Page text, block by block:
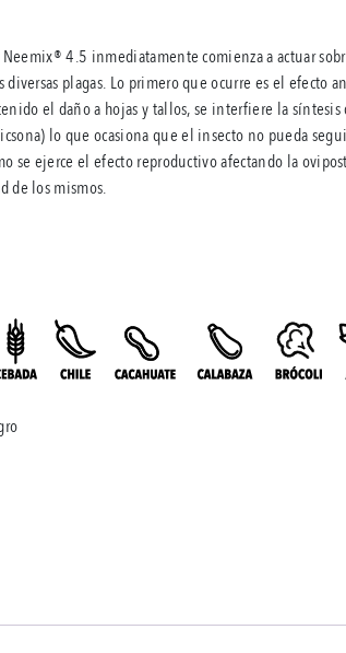
4.5 inmediatamente comienza a actuar
diversas plagas. Lo primero que ocurre es el efecto
el daño a hojas y tallos, se interfiere la síntesis
lo que ocasiona que el insecto no pueda
se ejerce el efecto reproductivo afectando la
de los mismos.